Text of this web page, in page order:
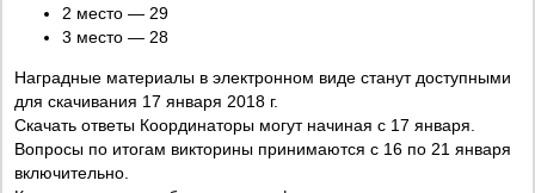
2 место — 29
3 место — 28
Наградные материалы в электронном виде станут доступными
для скачивания 17 января 2018 г.
Скачать ответы Координаторы могут начиная с 17 января.
Вопросы по итогам викторины принимаются с 16 по 21 января
включительно.